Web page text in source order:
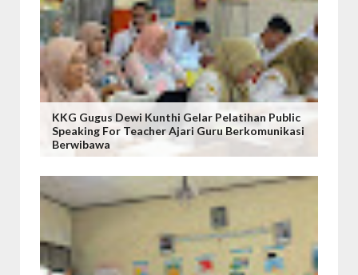
KKG Gugus Dewi Kunthi Gelar Pelatihan Public
Speaking For Teacher Ajari Guru Berkomunikasi
Berwibawa